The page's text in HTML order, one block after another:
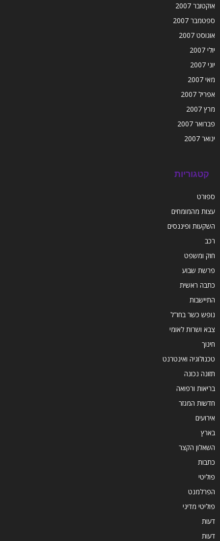
אוקטובר 2007
ספטמבר 2007
אוגוסט 2007
יולי 2007
יוני 2007
מאי 2007
אפריל 2007
מרץ 2007
פברואר 2007
ינואר 2007
קטגוריות
ספורט
עצות מהמומחים
השקעות ופיננסים
רכב
חוק ומשפט
פרשת שבוע
כתבה ראשית
התיישבות
נופש כשר בחו"ל
צבא ושרות לאומי
חינוך
טכנולוגיה ואינטרנט
תזונה נכונה
בריאות ורפואה
חדשות המגזר
אירועים
בארץ
השאלון הקצר
כתבות
פוליטי
הפרלמנט
פוליטי מדיני
דעות
דעות